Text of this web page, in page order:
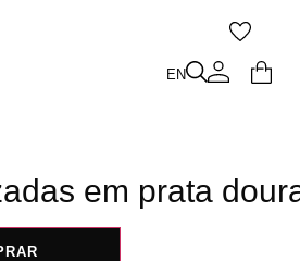
EN
em prata